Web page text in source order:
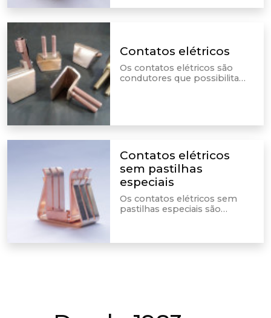
Contatos elétricos
Os contatos elétricos são
condutores que possibilitam
Contatos elétricos
sem pastilhas
especiais
Os contatos elétricos sem
pastilhas especiais são